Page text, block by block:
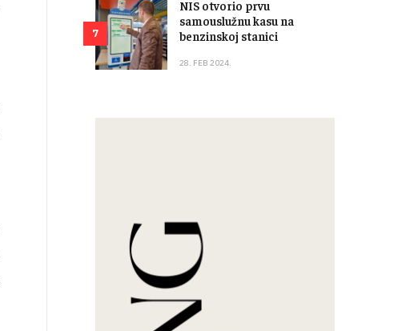
7
NIS otvorio prvu
samouslužnu kasu na
benzinskoj stanici
28. FEB 2024.